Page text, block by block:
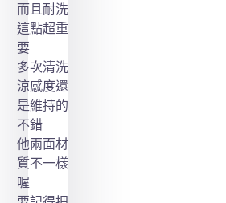
而且耐洗
這點超重
要
多次清洗
涼感度還
是維持的
不錯
他兩面材
質不一樣
喔